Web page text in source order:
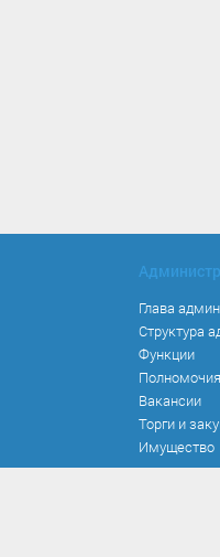
Глава
Структура
Функции
Полномочия
Вакансии
Торги и
Имущество